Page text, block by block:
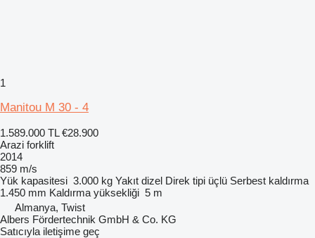
1
Manitou M 30 - 4
1.589.000 TL €28.900
Arazi forklift
2014
859 m/s
Yük kapasitesi 3.000 kg Yakıt dizel Direk tipi üçlü Serbest kaldırma
1.450 mm Kaldırma yüksekliği 5 m
Almanya, Twist
Albers Fördertechnik GmbH & Co. KG
Satıcıyla iletişime geç